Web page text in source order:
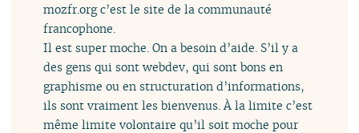
mozfr.org c’est le site de la communauté
francophone.
Il est super moche. On a besoin d’aide. S’il y a
des gens qui sont webdev, qui sont bons en
graphisme ou en structuration d’informations,
ils sont vraiment les bienvenus. À la limite c’est
même limite volontaire qu’il soit moche pour